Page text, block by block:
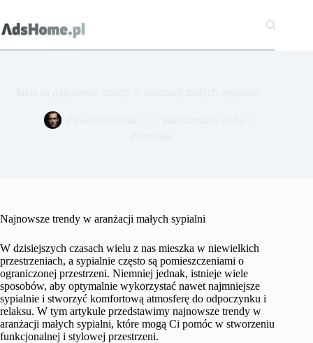
treści
Najnowsze trendy w aranżacji małych sypialni
W dzisiejszych czasach wielu z nas mieszka w niewielkich
przestrzeniach, a sypialnie często są pomieszczeniami o
ograniczonej przestrzeni. Niemniej jednak, istnieje wiele
sposobów, aby optymalnie wykorzystać nawet najmniejsze
sypialnie i stworzyć komfortową atmosferę do odpoczynku i
relaksu. W tym artykule przedstawimy najnowsze trendy w
aranżacji małych sypialni, które mogą Ci pomóc w stworzeniu
funkcjonalnej i stylowej przestrzeni.